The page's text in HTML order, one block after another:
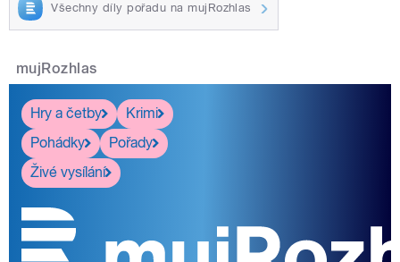
Všechny díly pořadu na mujRozhlas
mujRozhlas
Hry a četby
Krimi
Pohádky
Pořady
Živé vysílání